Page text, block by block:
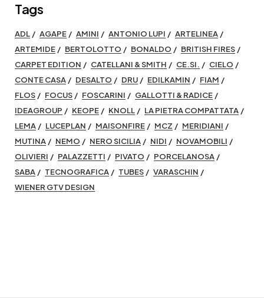
Tags
ADL AGAPE AMINI ANTONIO LUPI
ARTELINEA
ARTEMIDE
BERTOLOTTO BONALDO
BRITISH FIRES
CARPET EDITION
CATELLANI & SMITH CE.SI.
CIELO
CONTE CASA
DESALTO DRU EDILKAMIN
FIAM
FLOS
FOCUS FOSCARINI
GALLOTTI & RADICE
IDEAGROUP
KEOPE KNOLL
LA PIETRA COMPATTATA
LEMA
LUCEPLAN MAISONFIRE MCZ
MERIDIANI
MUTINA
NEMO NERO SICILIA NIDI
NOVAMOBILI
OLIVIERI
PALAZZETTI PIVATO
PORCELANOSA
SABA
TECNOGRAFICA TUBES
VARASCHIN
WIENER GTV DESIGN